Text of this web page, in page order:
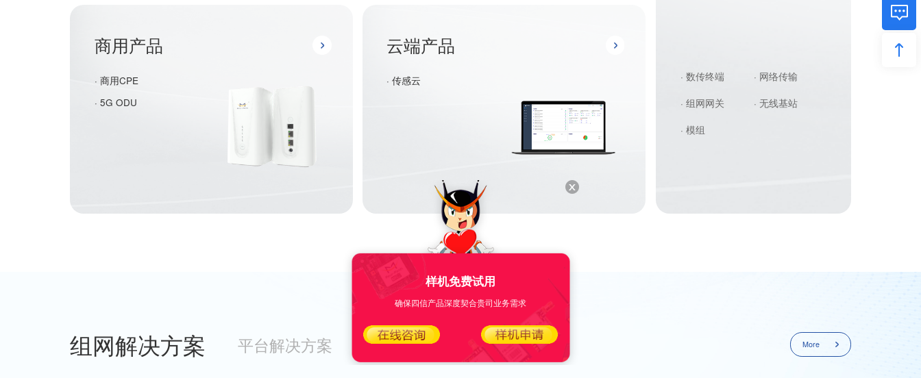
商用产品
· 商用CPE
· 5G ODU
云端产品
· 传感云 · 数传终端
· 网络传输
· 组网网关
· 无线基站
· 模组
组网解决方案 平台解决方案 低速无人驾驶 More
样机免费试用
确保四信产品深度契合贵司业务需求